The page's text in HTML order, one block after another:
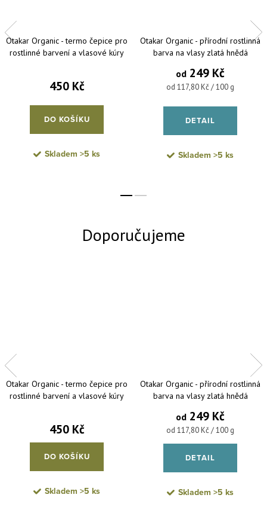
Otakar Organic - termo čepice pro
rostlinné barvení a vlasové kúry
450 Kč
DO KOŠÍKU
Skladem >5 ks
Otakar Organic - přírodní rostlinná
barva na vlasy zlatá hnědá
od 249 Kč
Měrná cena:
od 117,80 Kč / 100 g
DETAIL
Skladem >5 ks
Otakar Organic - termo čepice pro
rostlinné barvení a vlasové kúry
450 Kč
DO KOŠÍKU
Skladem >5 ks
Otakar Organic - přírodní rostlinná
barva na vlasy zlatá hnědá
od 249 Kč
Měrná cena:
od 117,80 Kč / 100 g
DETAIL
Skladem >5 ks